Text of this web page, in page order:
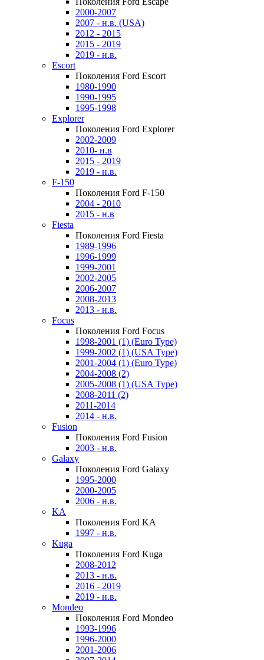
2000-2007
2007 - н.в. (USA)
2012 - 2015
2015 - 2019
2019 - н.в.
Escort
Поколения Ford Escort
1980-1990
1990-1995
1995-1998
Explorer
Поколения Ford Explorer
2002-2009
2010- н.в
2015 - 2019
2019 - н.в.
F-150
Поколения Ford F-150
2004 - 2010
2015 - н.в
Fiesta
Поколения Ford Fiesta
1989-1996
1996-1999
1999-2001
2002-2005
2006-2007
2008-2013
2013 - н.в.
Focus
Поколения Ford Focus
1998-2001 (1) (Euro Type)
1999-2002 (1) (USA Type)
2001-2004 (1) (Euro Type)
2004-2008 (2)
2005-2008 (1) (USA Type)
2008-2011 (2)
2011-2014
2014 - н.в.
Fusion
Поколения Ford Fusion
2003 - н.в.
Galaxy
Поколения Ford Galaxy
1995-2000
2000-2005
2006 - н.в.
KA
Поколения Ford KA
1997 - н.в.
Kuga
Поколения Ford Kuga
2008-2012
2013 - н.в.
2016 - 2019
2019 - н.в.
Mondeo
Поколения Ford Mondeo
1993-1996
1996-2000
2001-2006